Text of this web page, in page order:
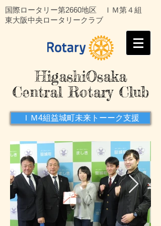
国際ロータリー第2660地区 ＩＭ第４組
東大阪中央ロータリークラブ
HigashiOsaka
Central Rotary Club
ＩＭ4組益城町未来トーーク支援